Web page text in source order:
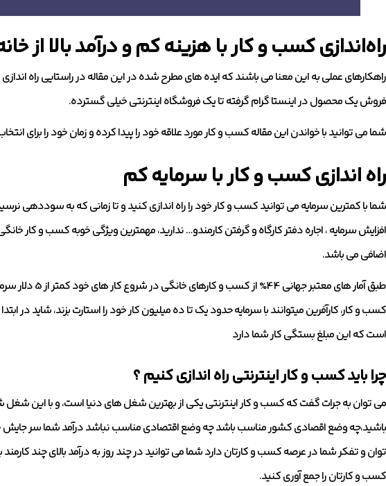
راه‌اندازی کسب و کار با هزینه کم و درآمد بالا از
راهکارهای عملی به این معنا می باشند که ایده های مطرح شده در این مقاله در راستایی راه
فروش یک محصول در اینستا گرام گرفته تا یک فروشگاه اینترنتی خیلی گسترده.
شما می توانید با خواندن این مقاله کسب و کار مورد علاقه خود را پیدا کرده و زمان خود را برای
راه اندازی کسب و کار با سرمایه کم
شما با کمترین سرمایه می توانید کسب و کار خود را راه اندازی کنید و تا زمانی که به سوددهی
افزایش سرمایه ، اجاره دفتر کارگاه و گرفتن کارمندو… ندارید، مهمترین ویژگی خوبه کسب و کار
اضافی می باشد.
طبق آمار های معتبر
کسب و کار، کارآفرین میتوانند با سرمایه حدود یک تا ده میلیون کار خود را استارت بزند، شاید در
است که این مبلغ بستگی کار شما دارد
چرا باید کسب و کار اینترنتی راه اندازی کنیم ؟
می توان به جرات گفت که کسب و کار اینترنتی یکی از بهترین شغل های دنیا است، و با این شغل
باشید،چه وضع اقصادی کشور مناسب باشد چه وضع اقتصادی مناسب نباشد درآمد شما سر جایش
توان و تفکر شما در عرصه کسب و کارتان دارد شما می توانید در چند روز به درآمد بالای چند
کسب و کارتان را جمع آوری کنید.